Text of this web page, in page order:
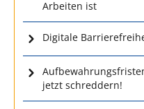
Arbeiten ist
Digitale
jetzt schreddern!